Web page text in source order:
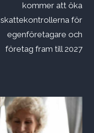
kommer att öka
skattekontrollerna för
egenföretagare och
företag fram till 2027